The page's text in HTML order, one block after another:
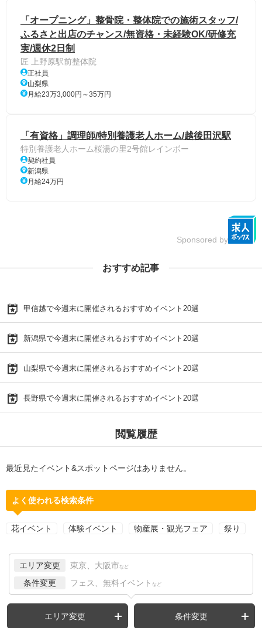
「オープニング」整骨院・整体院での施術スタッフ/
ふるさと出店のチャンス/無資格・未経験OK/研修充
実/週休2日制
匠 上野原駅前整体院
正社員
山梨県
月給23万3,000円～35万円
「有資格」調理師/特別養護老人ホーム/越後田沢駅
特別養護老人ホーム桜湯の里2号館レインボー
契約社員
新潟県
月給24万円
Sponsored by
おすすめ記事
甲信越で今週末に開催されるおすすめイベント20選
新潟県で今週末に開催されるおすすめイベント20選
山梨県で今週末に開催されるおすすめイベント20選
長野県で今週末に開催されるおすすめイベント20選
閲覧履歴
最近見たイベント&スポットページはありません。
よく使われる検索条件
花イベント 体験イベント 物産展・観光フェア 祭り
エリア変更 東京、大阪市 など
条件変更 フェス、無料イベント など
エリア変更 条件変更